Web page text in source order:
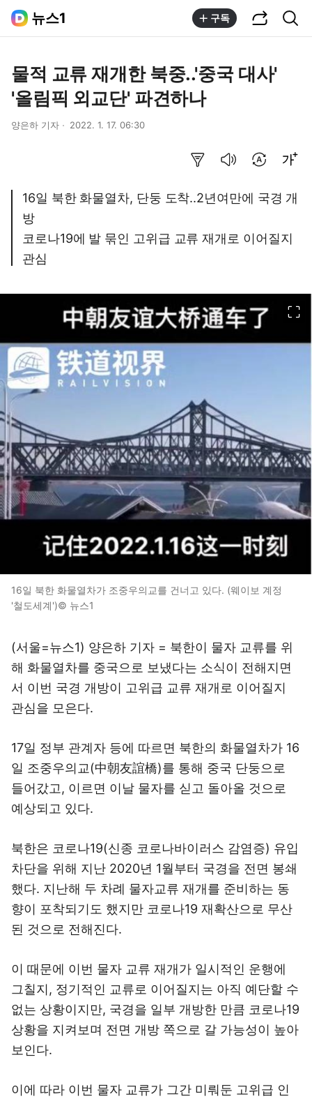
뉴스1 구독
물적 교류 재개한 북중..'중국 대사'
'올림픽 외교단' 파견하나
양은하 기자 2022. 1. 17. 06:30
16일 북한 화물열차, 단둥 도착..2년여만에 국경 개
방
코로나19에 발 묶인 고위급 교류 재개로 이어질지
관심
16일 북한 화물열차가 조중우의교를 건너고 있다. (웨이보 계정
'철도세계')© 뉴스1
(서울=뉴스1) 양은하 기자 = 북한이 물자 교류를 위
해 화물열차를 중국으로 보냈다는 소식이 전해지면
서 이번 국경 개방이 고위급 교류 재개로 이어질지
관심을 모은다.
17일 정부 관계자 등에 따르면 북한의 화물열차가 16
일 조중우의교(中朝友誼橋)를 통해 중국 단둥으로
들어갔고, 이르면 이날 물자를 싣고 돌아올 것으로
예상되고 있다.
북한은 코로나19(신종 코로나바이러스 감염증) 유입
차단을 위해 지난 2020년 1월부터 국경을 전면 봉쇄
했다. 지난해 두 차례 물자교류 재개를 준비하는 동
향이 포착되기도 했지만 코로나19 재확산으로 무산
된 것으로 전해진다.
이 때문에 이번 물자 교류 재개가 일시적인 운행에
그칠지, 정기적인 교류로 이어질지는 아직 예단할 수
없는 상황이지만, 국경을 일부 개방한 만큼 코로나19
상황을 지켜보며 전면 개방 쪽으로 갈 가능성이 높아
보인다.
이에 따라 이번 물자 교류가 그간 미뤄둔 고위급 인